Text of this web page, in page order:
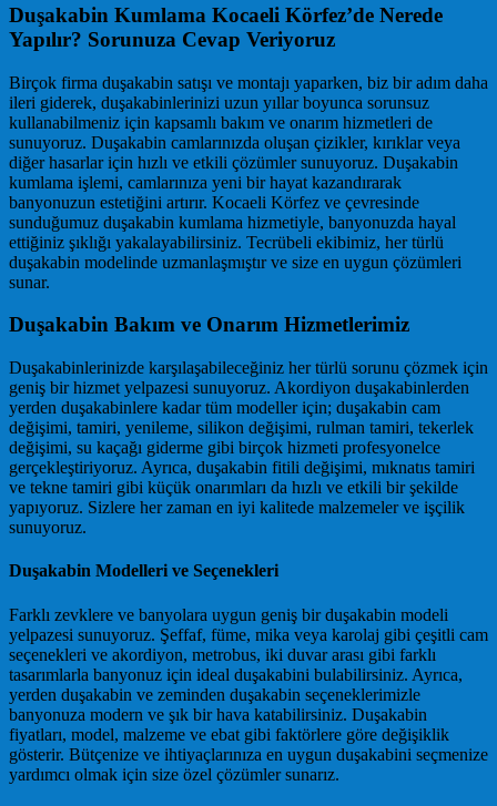
Duşakabin Kumlama Kocaeli Körfez’de Nerede
Yapılır? Sorunuza Cevap Veriyoruz
Birçok firma duşakabin satışı ve montajı yaparken, biz bir adım daha
ileri giderek, duşakabinlerinizi uzun yıllar boyunca sorunsuz
kullanabilmeniz için kapsamlı bakım ve onarım hizmetleri de
sunuyoruz. Duşakabin camlarınızda oluşan çizikler, kırıklar veya
diğer hasarlar için hızlı ve etkili çözümler sunuyoruz. Duşakabin
kumlama işlemi, camlarınıza yeni bir hayat kazandırarak
banyonuzun estetiğini artırır. Kocaeli Körfez ve çevresinde
sunduğumuz duşakabin kumlama hizmetiyle, banyonuzda hayal
ettiğiniz şıklığı yakalayabilirsiniz. Tecrübeli ekibimiz, her türlü
duşakabin modelinde uzmanlaşmıştır ve size en uygun çözümleri
sunar.
Duşakabin Bakım ve Onarım Hizmetlerimiz
Duşakabinlerinizde karşılaşabileceğiniz her türlü sorunu çözmek için
geniş bir hizmet yelpazesi sunuyoruz. Akordiyon duşakabinlerden
yerden duşakabinlere kadar tüm modeller için; duşakabin cam
değişimi, tamiri, yenileme, silikon değişimi, rulman tamiri, tekerlek
değişimi, su kaçağı giderme gibi birçok hizmeti profesyonelce
gerçekleştiriyoruz. Ayrıca, duşakabin fitili değişimi, mıknatıs tamiri
ve tekne tamiri gibi küçük onarımları da hızlı ve etkili bir şekilde
yapıyoruz. Sizlere her zaman en iyi kalitede malzemeler ve işçilik
sunuyoruz.
Duşakabin Modelleri ve Seçenekleri
Farklı zevklere ve banyolara uygun geniş bir duşakabin modeli
yelpazesi sunuyoruz. Şeffaf, füme, mika veya karolaj gibi çeşitli cam
seçenekleri ve akordiyon, metrobus, iki duvar arası gibi farklı
tasarımlarla banyonuz için ideal duşakabini bulabilirsiniz. Ayrıca,
yerden duşakabin ve zeminden duşakabin seçeneklerimizle
banyonuza modern ve şık bir hava katabilirsiniz. Duşakabin
fiyatları, model, malzeme ve ebat gibi faktörlere göre değişiklik
gösterir. Bütçenize ve ihtiyaçlarınıza en uygun duşakabini seçmenize
yardımcı olmak için size özel çözümler sunarız.